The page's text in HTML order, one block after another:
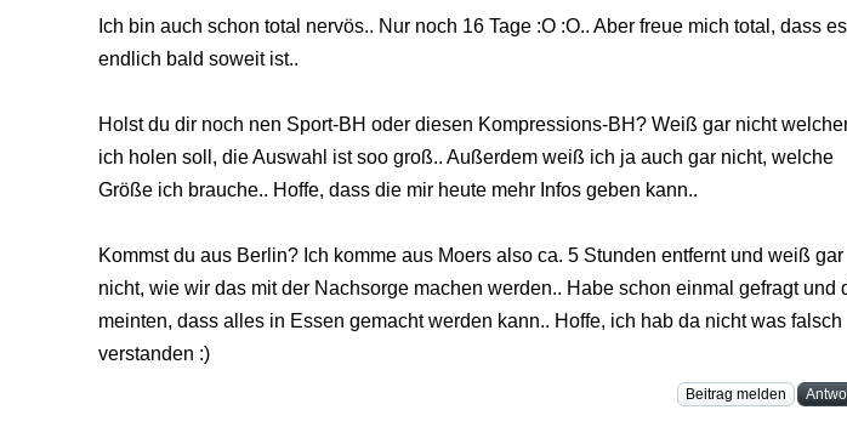
Ich bin auch schon total nervös.. Nur noch 16 Tage :O :O.. Aber freue mich total, dass es
endlich bald soweit ist..
Holst du dir noch nen Sport-BH oder diesen Kompressions-BH? Weiß gar nicht
ich holen soll, die Auswahl ist soo groß.. Außerdem weiß ich ja auch gar nicht, welche
Größe ich brauche.. Hoffe, dass die mir heute mehr Infos geben kann..
Kommst du aus Berlin? Ich komme aus Moers also ca. 5 Stunden entfernt und weiß gar
nicht, wie wir das mit der Nachsorge machen werden.. Habe schon einmal gefragt und
meinten, dass alles in Essen gemacht werden kann.. Hoffe, ich hab da nicht was falsch
verstanden :)
Beitrag melden